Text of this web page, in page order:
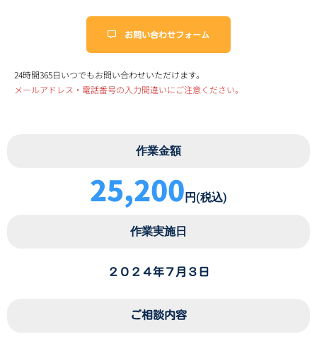
お問い合わせフォーム
24時間365日いつでもお問い合わせいただけます。
メールアドレス・電話番号の入力間違いにご注意ください。
作業金額
25,200 円(税込)
作業実施日
２０２４年７月３日
ご相談内容